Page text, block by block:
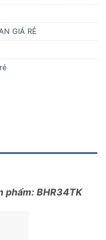
GIÁ RẺ
phẩm: BHR34TK